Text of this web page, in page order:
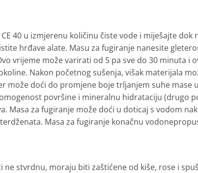
40 u izmjerenu količinu čiste vode i miješajte
hrđave alate. Masu za fugiranje nanesite
vrijeme može varirati od 5 pa sve do 30 minuta i
Nakon početnog sušenja, višak materijala
može doći do promjene boje trljanjem suhe mase
površine i mineralnu hidrataciju (drugo
Masa za fugiranje može doći u doticaj s vodom
Masa za fugiranje konačnu
ne stvrdnu, moraju biti zaštićene od kiše, rose i